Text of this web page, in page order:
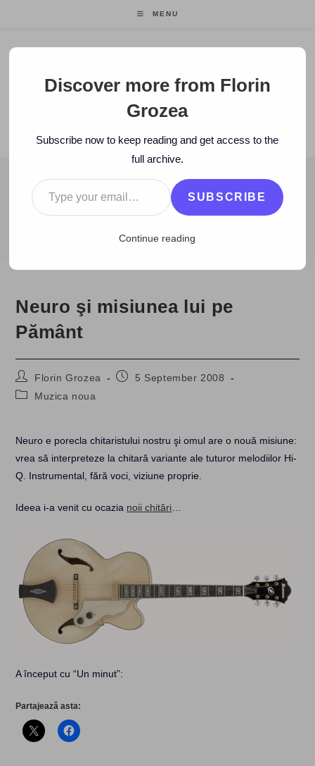
MENU
Florin Grozea
ENTREPRENEUR. FOUNDER/CEO MOCAPP.
BLOG
2008 > September > 5 > Muzica noua > Neuro şi misiunea lui
Neuro şi misiunea lui pe
Pământ
Post
author:
Florin Grozea
Post5 September 2008
PostMuzica noua
Neuro e porecla chitaristului nostru şi omul are o nouă misiune:
vrea să interpreteze la chitară variante ale tuturor melodiilor Hi-
Q. Instrumental, fără voci, viziune proprie.
Ideea i-a venit cu ocazia noii chitări
A început cu “Un minut”:
Partajează asta:
Discover more from Florin
Grozea
Subscribe now to keep reading and get access to the
full archive.
Type your email…
SUBSCRIBE
Continue reading